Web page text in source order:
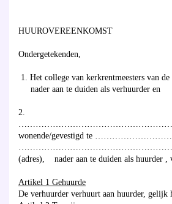
HUUROVEREENKOMST
Ondergetekenden,
1. Het college van kerkrentmeesters van
nader aan te duiden als verhuurder en
2.
wonende/gevestigd te
(adres), nader aan te duiden als huurder ,
Artikel 1 Gehuurde
De verhuurder verhuurt aan huurder,